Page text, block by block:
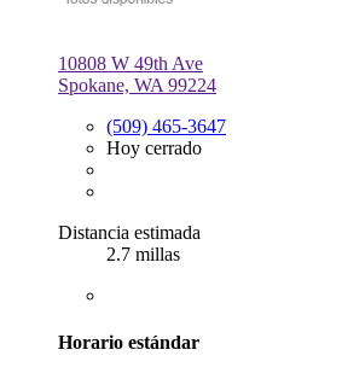
10808 W 49th Ave
Spokane, WA 99224
(509) 465-3647
Hoy cerrado
Distancia estimada
2.7 millas
Horario estándar